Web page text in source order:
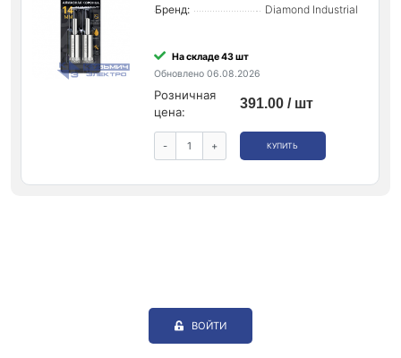
Бренд:
Diamond Industrial
На складе 43 шт
Обновлено 06.08.2026
Розничная
цена:
391.00 / шт
- + КУПИТЬ
ВОЙТИ